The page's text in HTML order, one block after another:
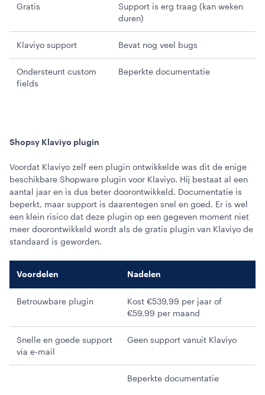
Gratis
Support is erg traag (kan weken
duren)
Klaviyo support Bevat nog veel bugs
Ondersteunt custom
fields
Beperkte documentatie
Shopsy Klaviyo plugin
Voordat Klaviyo zelf een plugin ontwikkelde was dit de enige
beschikbare Shopware plugin voor Klaviyo. Hij bestaat al een
aantal jaar en is dus beter doorontwikkeld. Documentatie is
beperkt, maar support is daarentegen snel en goed. Er is wel
een klein risico dat deze plugin op een gegeven moment niet
meer doorontwikkeld wordt als de gratis plugin van Klaviyo de
standaard is geworden.
Voordelen Nadelen
Betrouwbare plugin
Kost €539,99 per jaar of
€59,99 per maand
Snelle en goede support
via e-mail
Geen support vanuit Klaviyo
Beperkte documentatie